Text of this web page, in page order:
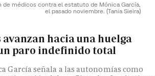
de médicos contra el estatuto de Mónica García,
el pasado noviembre. (Tania Sieira)
avanzan hacia una huelga
paro indefinido total
García señala a las autonomías como